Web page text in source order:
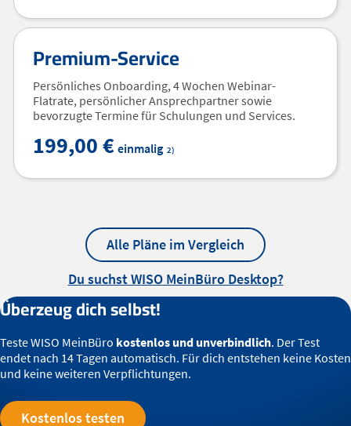
Premium-Service
Persönliches Onboarding, 4 Wochen Webinar-
Flatrate, persönlicher Ansprechpartner sowie
bevorzugte Termine für Schulungen und Services.
199,00 € einmalig 2)
Alle Pläne im Vergleich
Du suchst WISO MeinBüro Desktop?
Überzeug dich selbst!
Teste WISO MeinBüro kostenlos und unverbindlich. Der Test
endet nach 14 Tagen automatisch. Für dich entstehen keine Kosten
und keine weiteren Verpflichtungen.
Kostenlos testen